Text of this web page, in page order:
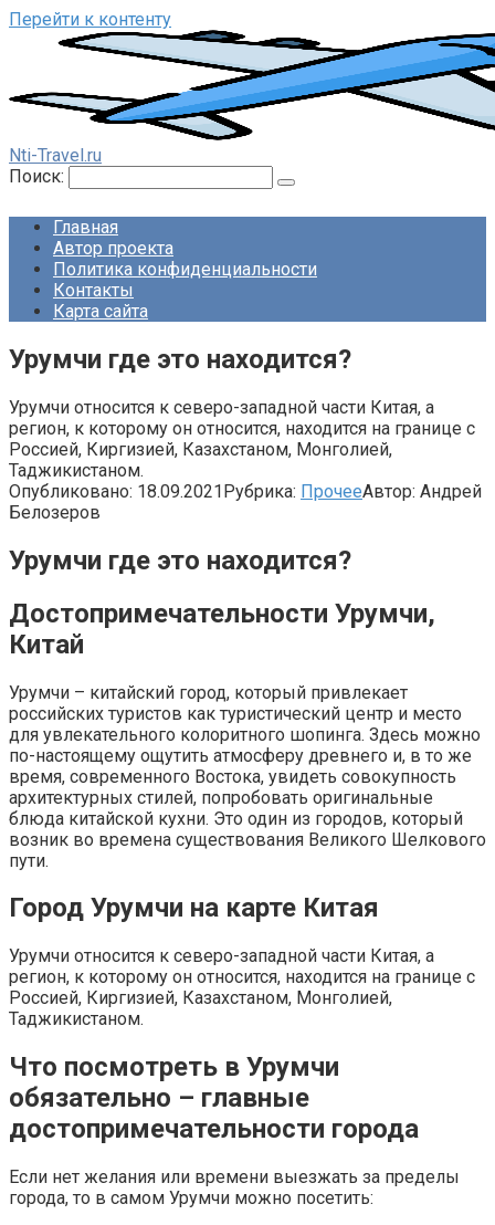
Перейти к контенту
Nti-Travel.ru
Поиск:
Главная
Автор проекта
Политика конфиденциальности
Контакты
Карта сайта
Урумчи где это находится?
Урумчи относится к северо-западной части Китая, а
регион, к которому он относится, находится на границе с
Россией, Киргизией, Казахстаном, Монголией,
Таджикистаном.
Опубликовано: 18.09.2021Рубрика: ПрочееАвтор: Андрей
Белозеров
Урумчи где это находится?
Достопримечательности Урумчи,
Китай
Урумчи – китайский город, который привлекает
российских туристов как туристический центр и место
для увлекательного колоритного шопинга. Здесь можно
по-настоящему ощутить атмосферу древнего и, в то же
время, современного Востока, увидеть совокупность
архитектурных стилей, попробовать оригинальные
блюда китайской кухни. Это один из городов, который
возник во времена существования Великого Шелкового
пути.
Город Урумчи на карте Китая
Урумчи относится к северо-западной части Китая, а
регион, к которому он относится, находится на границе с
Россией, Киргизией, Казахстаном, Монголией,
Таджикистаном.
Что посмотреть в Урумчи
обязательно – главные
достопримечательности города
Если нет желания или времени выезжать за пределы
города, то в самом Урумчи можно посетить: